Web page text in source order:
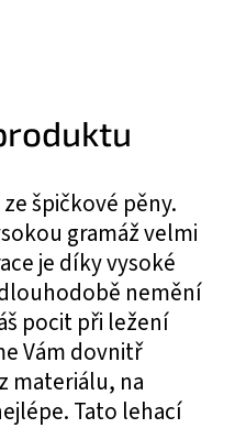
špičkové pěny.
gramáž velmi
je díky vysoké
nemění
pocit při ležení
Vám dovnitř
materiálu, na
Tato lehací